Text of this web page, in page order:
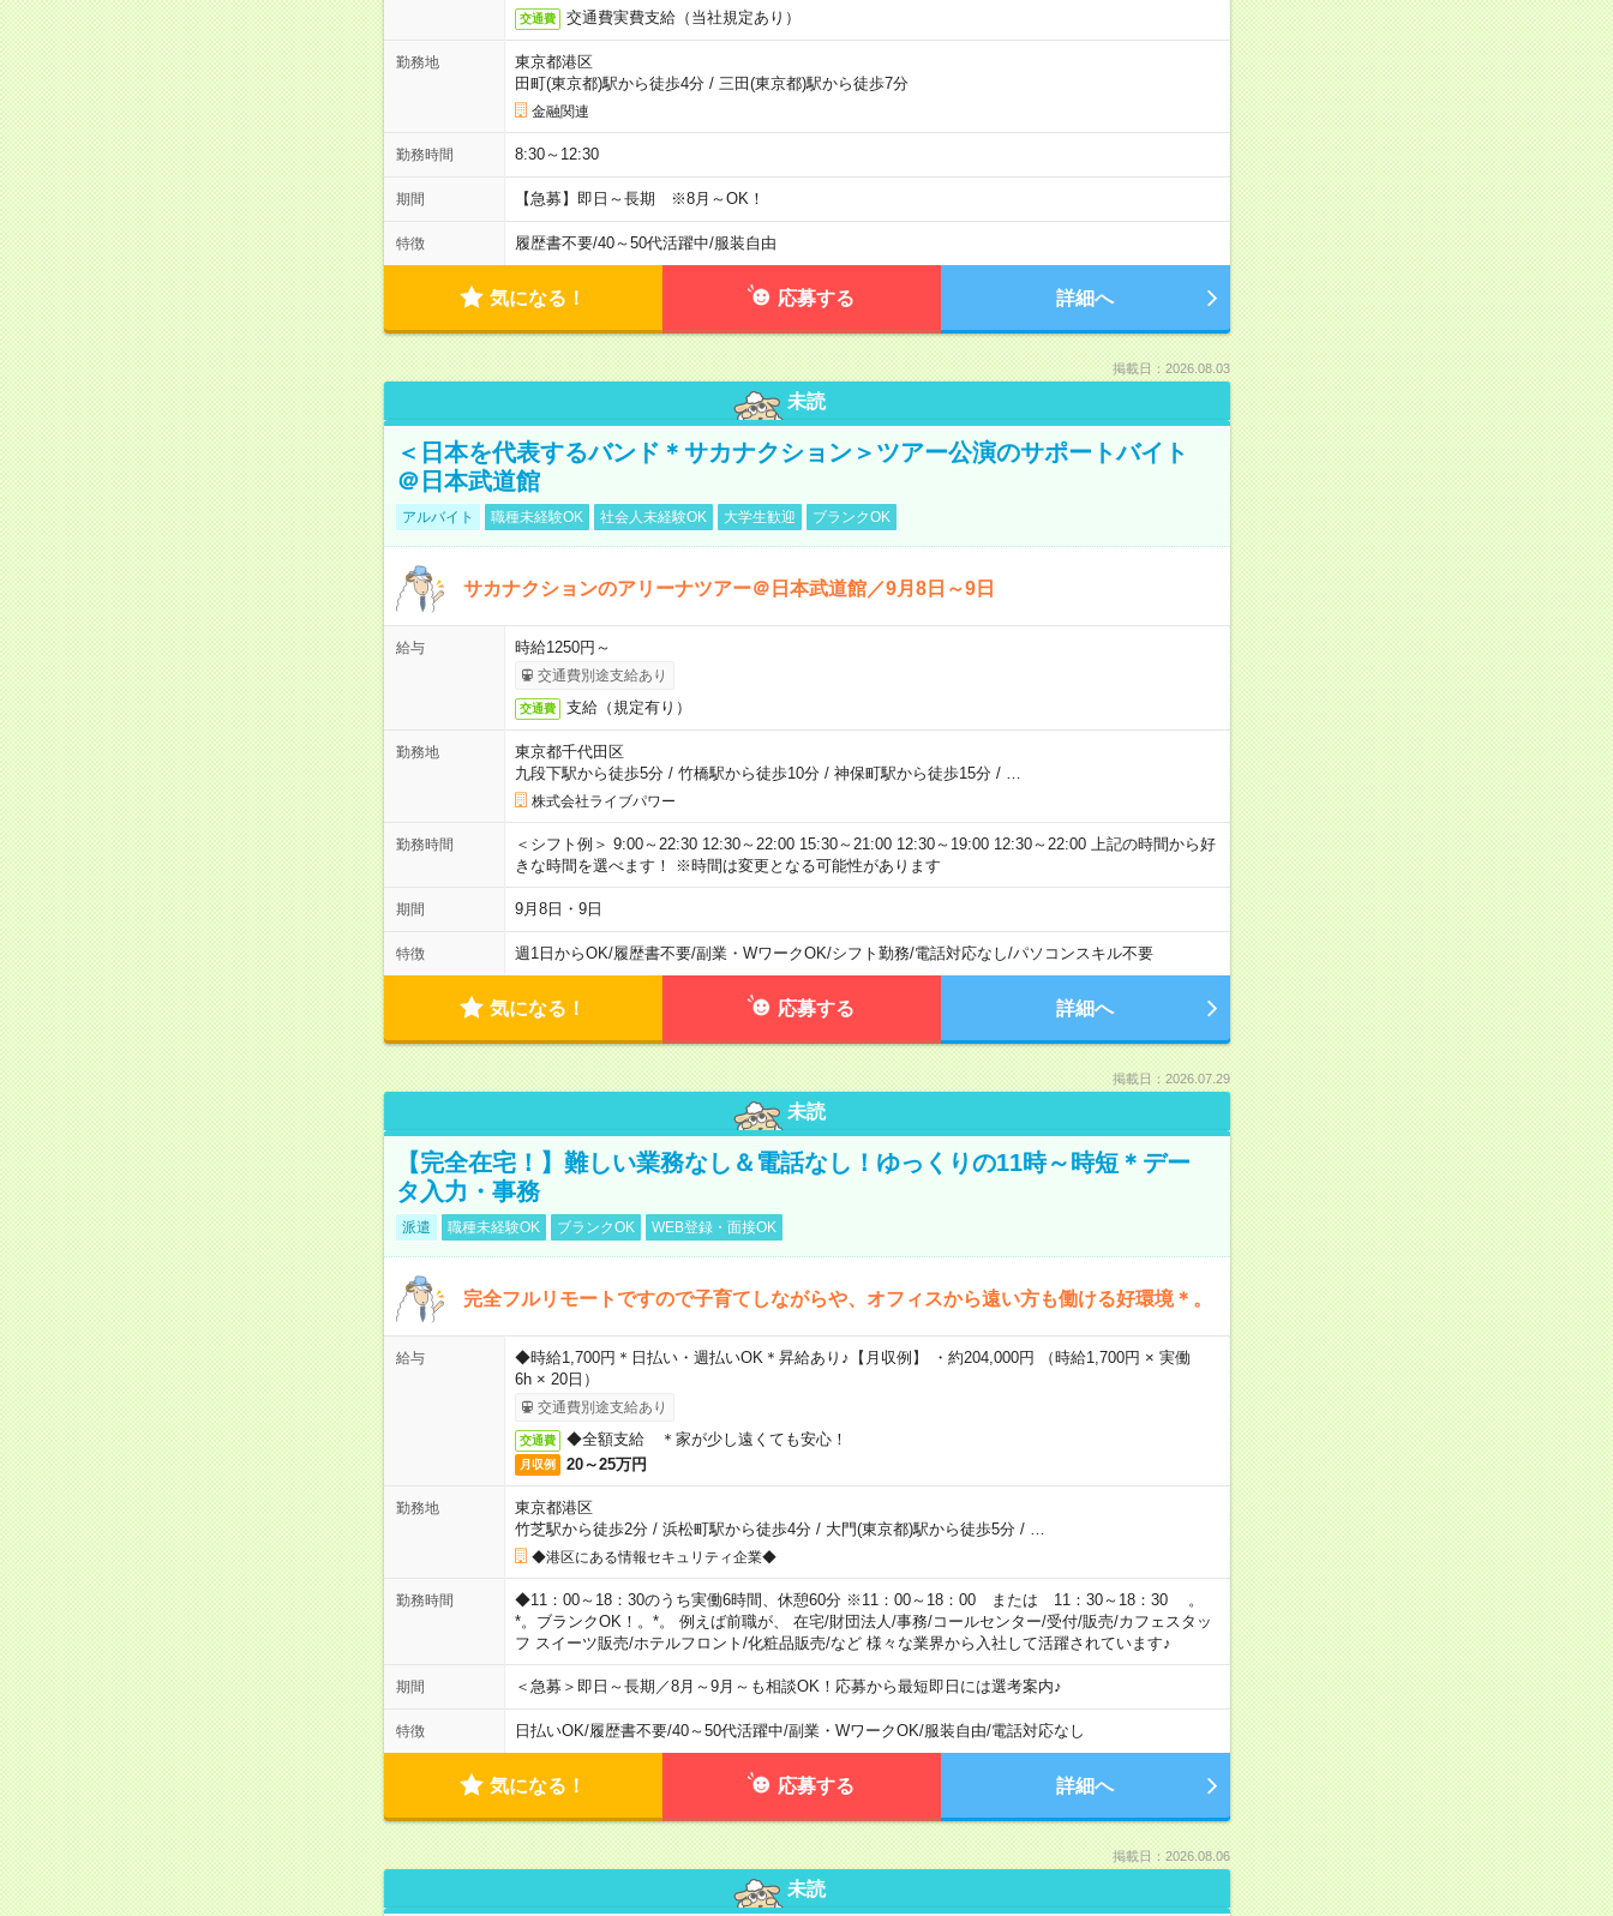
交通費 交通費実費支給（当社規定あり）
勤務地
東京都港区
田町(東京都)駅から徒歩4分/ 三田(東京都)駅から徒歩7分
金融関連
勤務時間 8:30～12:30
期間 【急募】即日～長期 ※8月～OK！
特徴 履歴書不要/40～50代活躍中/服装自由
気になる！ 応募する 詳細へ
掲載日：2026.08.03
未読
＜日本を代表するバンド＊サカナクション＞ツアー公演のサポートバイト
＠日本武道館
アルバイト 職種未経験OK 社会人未経験OK 大学生歓迎 ブランクOK
サカナクションのアリーナツアー＠日本武道館／9月8日～9日
給与 時給1250円～
交通費別途支給あり
交通費 支給（規定有り）
勤務地
東京都千代田区
九段下駅から徒歩5分/ 竹橋駅から徒歩10分/ 神保町駅から徒歩15分/ …
株式会社ライブパワー
勤務時間
＜シフト例＞ 9:00～22:30 12:30～22:00 15:30～21:00 12:30～19:00 12:30～22:00 上記の時間から好
きな時間を選べます！ ※時間は変更となる可能性があります
期間 9月8日・9日
特徴 週1日からOK/履歴書不要/副業・WワークOK/シフト勤務/電話対応なし/パソコンスキル不要
気になる！ 応募する 詳細へ
掲載日：2026.07.29
未読
【完全在宅！】難しい業務なし＆電話なし！ゆっくりの11時～時短＊デー
タ入力・事務
派遣 職種未経験OK ブランクOK WEB登録・面接OK
完全フルリモートですので子育てしながらや、オフィスから遠い方も働ける好環境＊。
給与
◆時給1,700円＊日払い・週払いOK＊昇給あり♪【月収例】 ・約204,000円 （時給1,700円 × 実働
6h × 20日）
交通費別途支給あり
交通費 ◆全額支給 ＊家が少し遠くても安心！
月収例 20～25万円
勤務地
東京都港区
竹芝駅から徒歩2分/ 浜松町駅から徒歩4分/ 大門(東京都)駅から徒歩5分/ …
◆港区にある情報セキュリティ企業◆
勤務時間
◆11：00～18：30のうち実働6時間、休憩60分 ※11：00～18：00 または 11：30～18：30 。
*。ブランクOK！。*。 例えば前職が、 在宅/財団法人/事務/コールセンター/受付/販売/カフェスタッ
フ スイーツ販売/ホテルフロント/化粧品販売/など 様々な業界から入社して活躍されています♪
期間 ＜急募＞即日～長期／8月～9月～も相談OK！応募から最短即日には選考案内♪
特徴 日払いOK/履歴書不要/40～50代活躍中/副業・WワークOK/服装自由/電話対応なし
気になる！ 応募する 詳細へ
掲載日：2026.08.06
未読